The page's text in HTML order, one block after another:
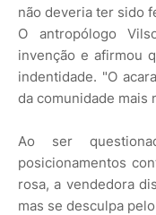
não deveria ter sido
O antropólogo
invenção e afirmou
indentidade. "O
da comunidade mais
Ao ser
posicionamentos
rosa, a vendedora
mas se desculpa